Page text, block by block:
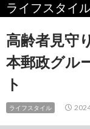
ツ
へ
移
動
ライフスタイ
高齢者見守
本郵政グル
ト
ライフスタイル